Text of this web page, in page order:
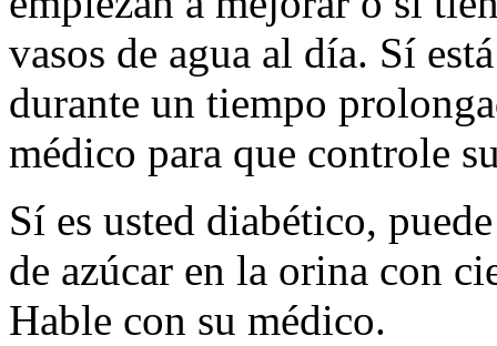
vasos de agua al día. Sí
durante un tiempo
médico para que controle
Sí es usted diabético,
de azúcar en la orina con
Hable con su médico.